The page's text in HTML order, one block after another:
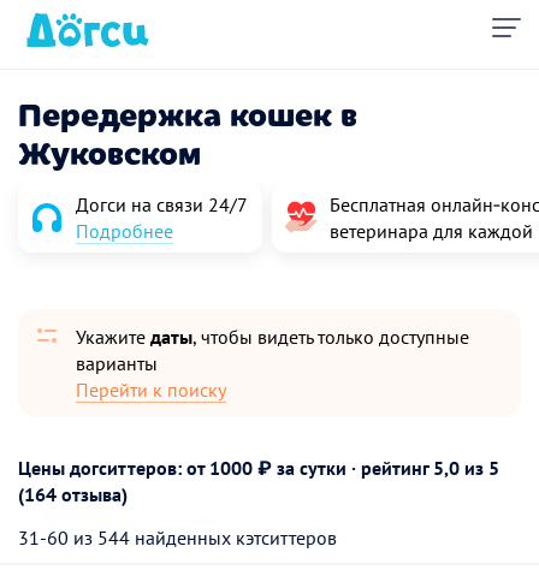
Передержка кошек в
Жуковском
Догси на связи 24/7
Подробнее
Бесплатная
ветеринара для
Укажите даты, чтобы видеть только доступные
варианты
Перейти к поиску
Цены догситтеров: от 1000 ₽ за сутки · рейтинг 5,0 из 5
(164 отзыва)
31-60 из 544 найденных кэтситтеров